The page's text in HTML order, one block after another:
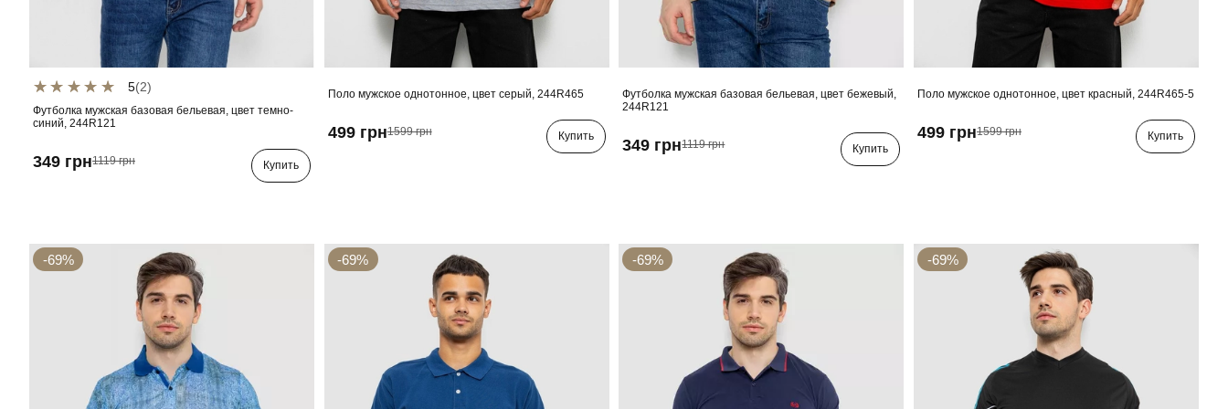
5(2)
Футболка мужская базовая бельевая, цвет темно-
синий, 244R121
349 грн1119 грн Купить
Поло мужское однотонное, цвет серый, 244R465
499 грн1599 грн Купить
Футболка мужская базовая бельевая, цвет бежевый,
244R121
349 грн1119 грн Купить
Поло мужское однотонное, цвет красный, 244R465-5
499 грн1599 грн Купить
-69% -69% -69% -69%